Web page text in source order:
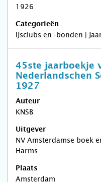
1926
Categorieën
IJsclubs en -bonden |
45ste jaarboekje
Nederlandschen
1927
Auteur
KNSB
Uitgever
NV Amsterdamse boek
Harms
Plaats
Amsterdam